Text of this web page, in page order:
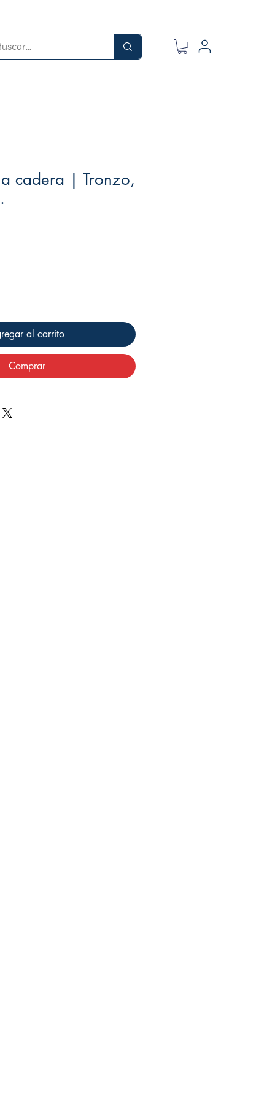
cadera | Tronzo,
al carrito
Comprar